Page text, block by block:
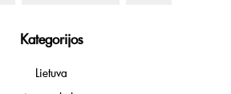
Kategorijos
Lietuva